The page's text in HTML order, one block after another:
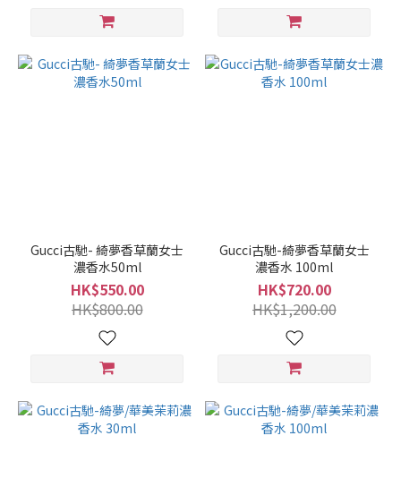
Gucci古馳- 綺夢香草蘭女士
濃香水50ml
HK$550.00
HK$800.00
Gucci古馳-綺夢香草蘭女士
濃香水 100ml
HK$720.00
HK$1,200.00